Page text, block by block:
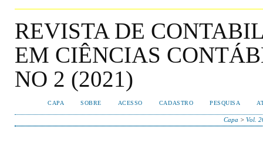
REVISTA DE
EM CIÊNCIAS
NO 2 (2021)
CAPA SOBRE ACESSO CADASTRO PESQUISA
Capa > Vol.